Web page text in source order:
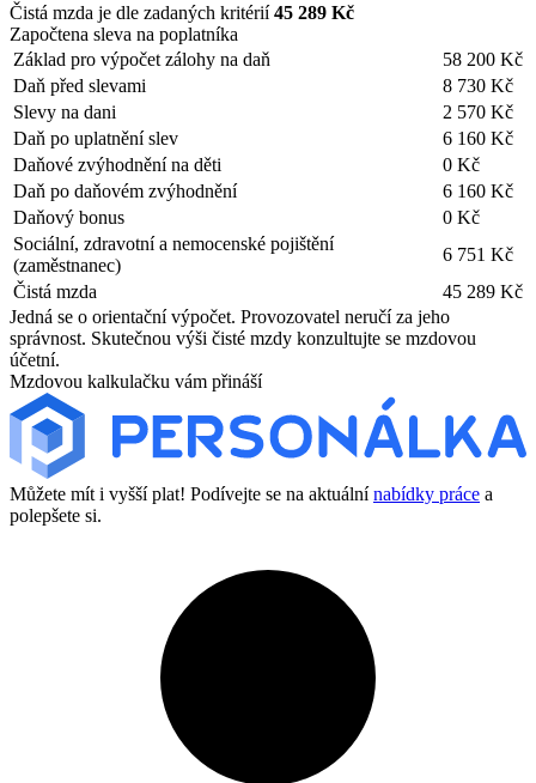
Čistá mzda je dle zadaných kritérií45 289 Kč
Započtena sleva na poplatníka
Základ pro výpočet zálohy na daň
58 200 Kč
Daň před slevami
8 730 Kč
Slevy na dani
2 570 Kč
Daň po uplatnění slev
6 160 Kč
Daňové zvýhodnění na děti
0 Kč
Daň po daňovém zvýhodnění
6 160 Kč
Daňový bonus
0 Kč
Sociální, zdravotní a nemocenské pojištění
(zaměstnanec)
6 751 Kč
Čistá mzda
45 289 Kč
Jedná se o orientační výpočet. Provozovatel neručí za jeho
správnost. Skutečnou výši čisté mzdy konzultujte se mzdovou
účetní.
Mzdovou kalkulačku vám přináší
Můžete mít i vyšší plat! Podívejte se na aktuálnínabídky práce a
polepšete si.